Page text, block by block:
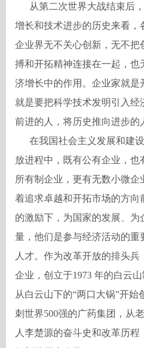
从第二次世界大战结束后
增长和技术进步的历史来看，
企业界无不关心创新，无不把
搏和开拓精神连接在一起，也
济增长中的作用。企业家就是
就是要把科学技术发明引入经
前进的人，将历史推向进步的
在我国社会主义发展和建
放进程中，既有公有企业，也
所有制企业，更有无数小微
着追求卓越和开拓市场的方向
的激励下，为国家的发展、为
量，他们是参与经济活动的重
人才。作为改革开放的排头
企业，创立于1973 年的白云山
从白云山下的“两口大锅”开
刺世界500强的广药集团，从
人李楚源的奋斗史和改革历